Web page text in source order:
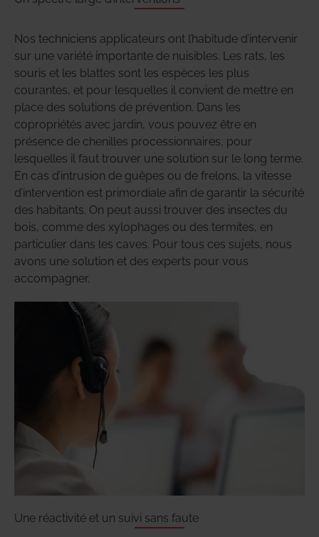
Nos techniciens applicateurs ont l’habitude d’intervenir
sur une variété importante de nuisibles. Les rats, les
souris et les blattes sont les espèces les plus
courantes, et pour lesquelles il convient de mettre en
place des solutions de prévention. Dans les
copropriétés avec jardin, vous pouvez être en
présence de chenilles processionnaires, pour
lesquelles il faut trouver une solution sur le long terme.
En cas d’intrusion de guêpes ou de frelons, la vitesse
d’intervention est primordiale afin de garantir la sécurité
des habitants. On peut aussi trouver des insectes du
bois, comme des xylophages ou des termites, en
particulier dans les caves. Pour tous ces sujets, nous
avons une solution et des experts pour vous
accompagner.
Une réactivité et un suivi sans faute